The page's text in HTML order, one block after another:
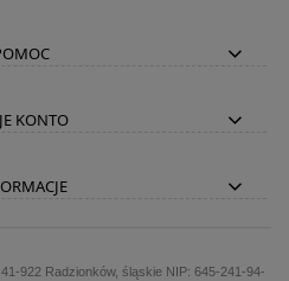
KONTO
922 Radzionków, śląskie NIP: 645-241-94-